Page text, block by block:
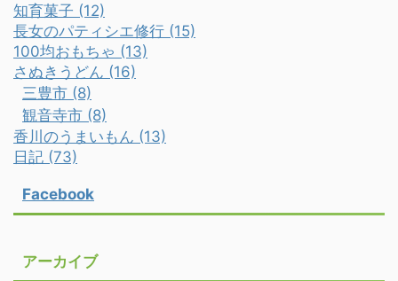
知育菓子 (12)
長女のパティシエ修行 (15)
100均おもちゃ (13)
さぬきうどん (16)
三豊市 (8)
観音寺市 (8)
香川のうまいもん (13)
日記 (73)
Facebook
アーカイブ